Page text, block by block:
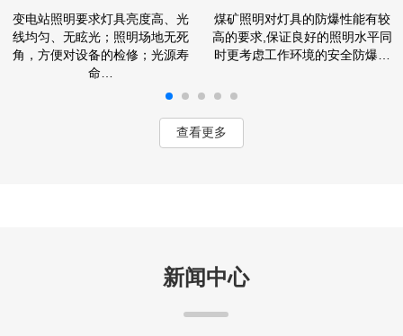
变电站照明要求灯具亮度高、光
线均匀、无眩光；照明场地无死
角，方便对设备的检修；光源寿
命…
煤矿照明对灯具的防爆性能有较
高的要求,保证良好的照明水平同
时更考虑工作环境的安全防爆…
查看更多
新闻中心